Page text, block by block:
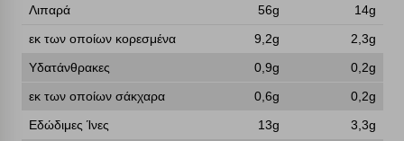
Λιπαρά
56g
14g
εκ των οποίων κορεσμένα
9,2g
2,3g
Υδατάνθρακες
0,9g
0,2g
εκ των οποίων σάκχαρα
0,6g
0,2g
Εδώδιμες Ίνες
13g
3,3g
Απολύτως απαραίτητα cookies Πάντα Ενεργό
Αποθήκευση ρυθμίσεων